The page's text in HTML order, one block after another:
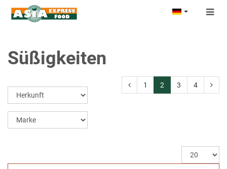
Süßigkeiten
1 2 3 4